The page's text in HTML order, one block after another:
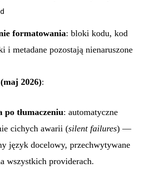
formatowania: bloki kodu, kod
i metadane pozostają nienaruszone
2026):
po tłumaczeniu: automatyczne
cichych awarii (silent failures) —
język docelowy, przechwytywane
wszystkich providerach.